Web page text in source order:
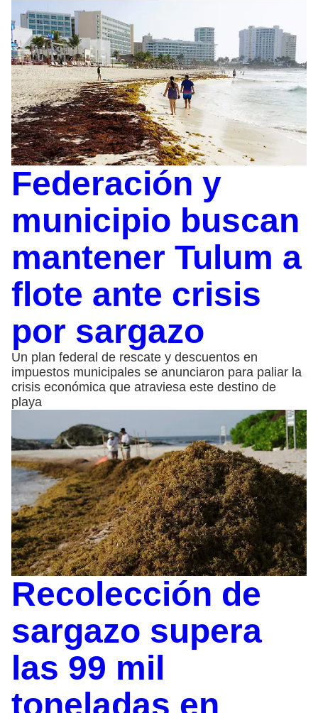
Federación y
municipio buscan
mantener Tulum a
flote ante crisis
por sargazo
Un plan federal de rescate y descuentos en
impuestos municipales se anunciaron para paliar la
crisis económica que atraviesa este destino de
playa
Recolección de
sargazo supera
las 99 mil
toneladas en